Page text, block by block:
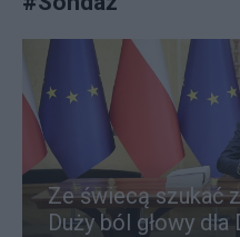
Ze świecą szukać
Duży ból głowy dla